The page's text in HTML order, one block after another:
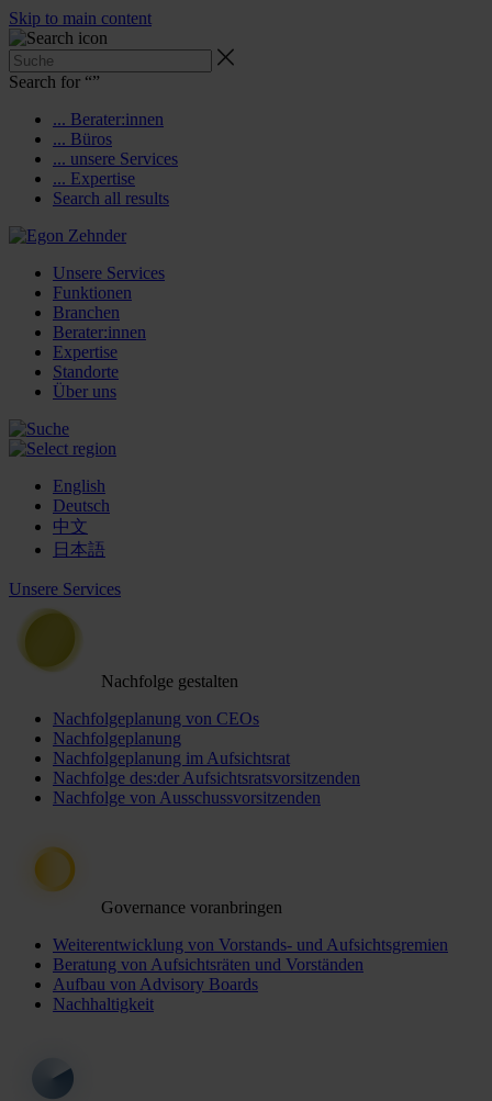
Skip to main content
Search for “”
... Berater:innen
... Büros
... unsere Services
... Expertise
Search all results
Unsere Services
Funktionen
Branchen
Berater:innen
Expertise
Standorte
Über uns
English
Deutsch
中文
日本語
Unsere Services
Nachfolge gestalten
Nachfolgeplanung von CEOs
Nachfolgeplanung
Nachfolgeplanung im Aufsichtsrat
Nachfolge des:der Aufsichtsratsvorsitzenden
Nachfolge von Ausschussvorsitzenden
Governance voranbringen
Weiterentwicklung von Vorstands- und Aufsichtsgremien
Beratung von Aufsichtsräten und Vorständen
Aufbau von Advisory Boards
Nachhaltigkeit